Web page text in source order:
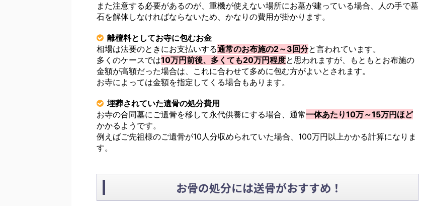
また注意する必要があるのが、重機が使えない場所にお墓が建っている場合、人の手で墓
石を解体しなければならないため、かなりの費用が掛かります。
離檀料としてお寺に包むお金
相場は法要のときにお支払いする通常のお布施の2～3回分と言われています。
多くのケースでは10万円前後、多くても20万円程度と思われますが、もともとお布施の
金額が高額だった場合は、これに合わせて多めに包む方がよいとされます。
お寺によっては金額を指定してくる場合もあります。
埋葬されていた遺骨の処分費用
お寺の合同墓にご遺骨を移して永代供養にする場合、通常一体あたり10万～15万円ほど
かかるようです。
例えばご先祖様のご遺骨が10人分収められていた場合、100万円以上かかる計算になりま
す。
お骨の処分には送骨がおすすめ！